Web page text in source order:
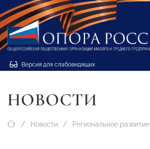
Версия для слабовидящих
НОВОСТИ
Новости Региональное развитие